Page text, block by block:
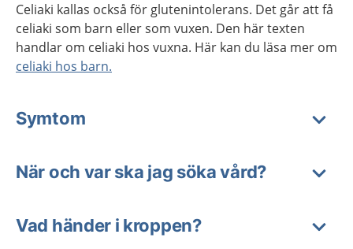
Celiaki kallas också för glutenintolerans. Det går att få
celiaki som barn eller som vuxen. Den här texten
handlar om celiaki hos vuxna. Här kan du läsa mer om
celiaki hos barn.
Symtom
När och var ska jag söka vård?
Vad händer i kroppen?